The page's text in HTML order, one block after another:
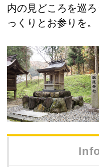
内の見どころを巡
っくりとお参りを。